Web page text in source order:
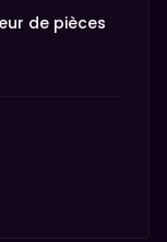
de pièces